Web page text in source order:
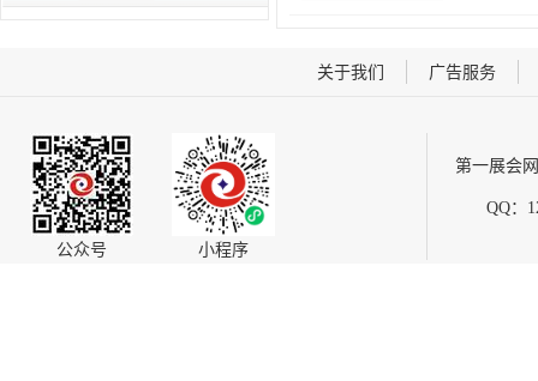
关于我们 广告服务
公众号 小程序
第一展会
QQ：